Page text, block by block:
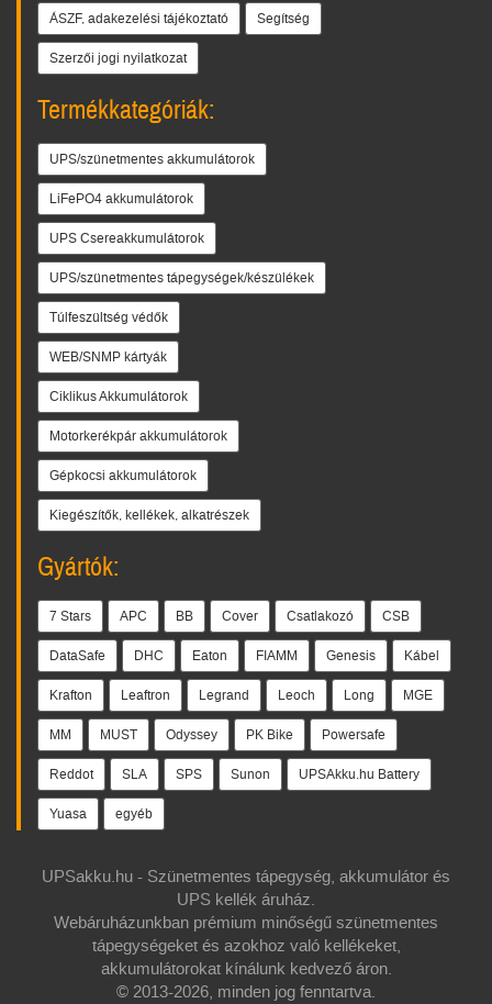
ÁSZF, adakezelési tájékoztató Segítség
Szerzői jogi nyilatkozat
Termékkategóriák:
UPS/szünetmentes akkumulátorok
LiFePO4 akkumulátorok
UPS Csereakkumulátorok
UPS/szünetmentes tápegységek/készülékek
Túlfeszültség védők
WEB/SNMP kártyák
Ciklikus Akkumulátorok
Motorkerékpár akkumulátorok
Gépkocsi akkumulátorok
Kiegészítők, kellékek, alkatrészek
Gyártók:
7 Stars APC BB Cover Csatlakozó CSB
DataSafe DHC Eaton FIAMM Genesis Kábel
Krafton Leaftron Legrand Leoch Long MGE
MM MUST Odyssey PK Bike Powersafe
Reddot SLA SPS Sunon UPSAkku.hu Battery
Yuasa egyéb
UPSakku.hu - Szünetmentes tápegység, akkumulátor és
UPS kellék áruház.
Webáruházunkban prémium minőségű szünetmentes
tápegységeket és azokhoz való kellékeket,
akkumulátorokat kínálunk kedvező áron.
© 2013-2026, minden jog fenntartva.